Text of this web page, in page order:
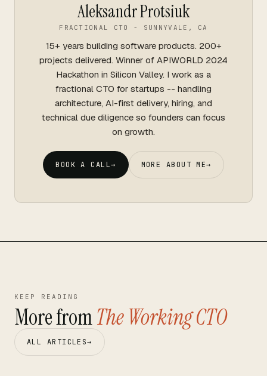
Aleksandr Protsiuk
FRACTIONAL CTO - SUNNYVALE, CA
15+ years building software products. 200+
projects delivered. Winner of APIWORLD 2024
Hackathon in Silicon Valley. I work as a
fractional CTO for startups -- handling
architecture, AI-first delivery, hiring, and
technical due diligence so founders can focus
on growth.
BOOK A CALL→ MORE ABOUT ME→
KEEP READING
More fromThe Working CTO
ALL ARTICLES→